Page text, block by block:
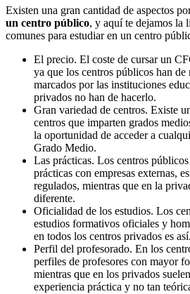
Existen una gran cantidad de aspectos
un centro público, y aquí te dejamos la
comunes para estudiar en un centro
El precio. El coste de cursar un
ya que los centros públicos han
marcados por las instituciones
privados no han de hacerlo.
Gran variedad de centros. Existe
centros que imparten grados
la oportunidad de acceder a
Grado Medio.
Las prácticas. Los centros
prácticas con empresas externas,
regulados, mientras que en la
diferente.
Oficialidad de los estudios. Los
estudios formativos oficiales y
en todos los centros privados es así.
Perfil del profesorado. En los
perfiles de profesores con mayor
mientras que en los privados
experiencia práctica y no tan